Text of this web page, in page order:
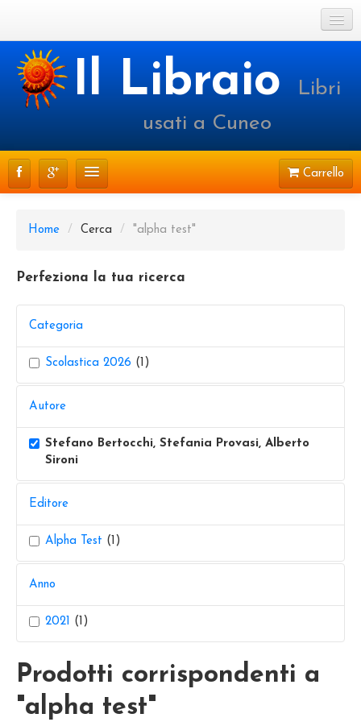
Cookie Policy
Login o registrati
Il LibraioLibri
usati a Cuneo
Carrello
SPEDIZIONI
CONTATTI
Home / Cerca / "alpha test"
Perfeziona la tua ricerca
Categoria
Scolastica 2026 (1)
Autore
Stefano Bertocchi, Stefania Provasi, Alberto
Sironi
Editore
Alpha Test (1)
Anno
2021 (1)
Prodotti corrispondenti a
"alpha test"